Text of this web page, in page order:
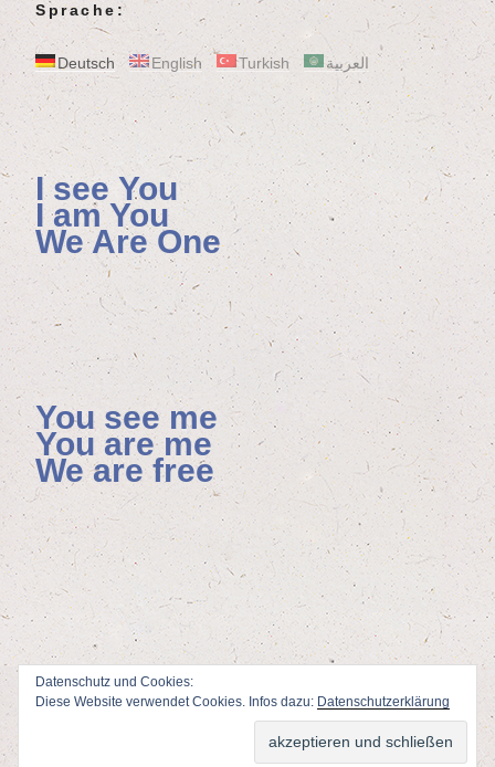
Sprache:
Deutsch English Turkish العربية
I see You
I am You
We Are One
You see me
You are me
We are free
ViSdP: Florian Hoenisch, Mainzer Allee 4, 65232 Taunusstein
Webdesign & Adminstration: Peter Wolfwww.fotodesign-wolf.de
Datenschutz und Cookies:
Diese Website verwendet Cookies. Infos dazu: Datenschutzerklärung